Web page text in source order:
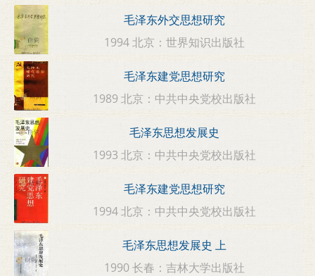
毛泽东外交思想研究
1994 北京：世界知识出版社
毛泽东建党思想研究
1989 北京：中共中央党校出版社
毛泽东思想发展史
1993 北京：中共中央党校出版社
毛泽东建党思想研究
1994 北京：中共中央党校出版社
毛泽东思想发展史 上
1990 长春：吉林大学出版社